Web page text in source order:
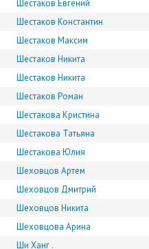
Шестаков Евгений
Шестаков Константин
Шестаков Максим
Шестаков Никита
Шестаков Никита
Шестаков Роман
Шестакова Кристина
Шестакова Татьяна
Шестакова Юлия
Шеховцов Артем
Шеховцов Дмитрий
Шеховцов Никита
Шеховцова Арина
Ши Ханг .